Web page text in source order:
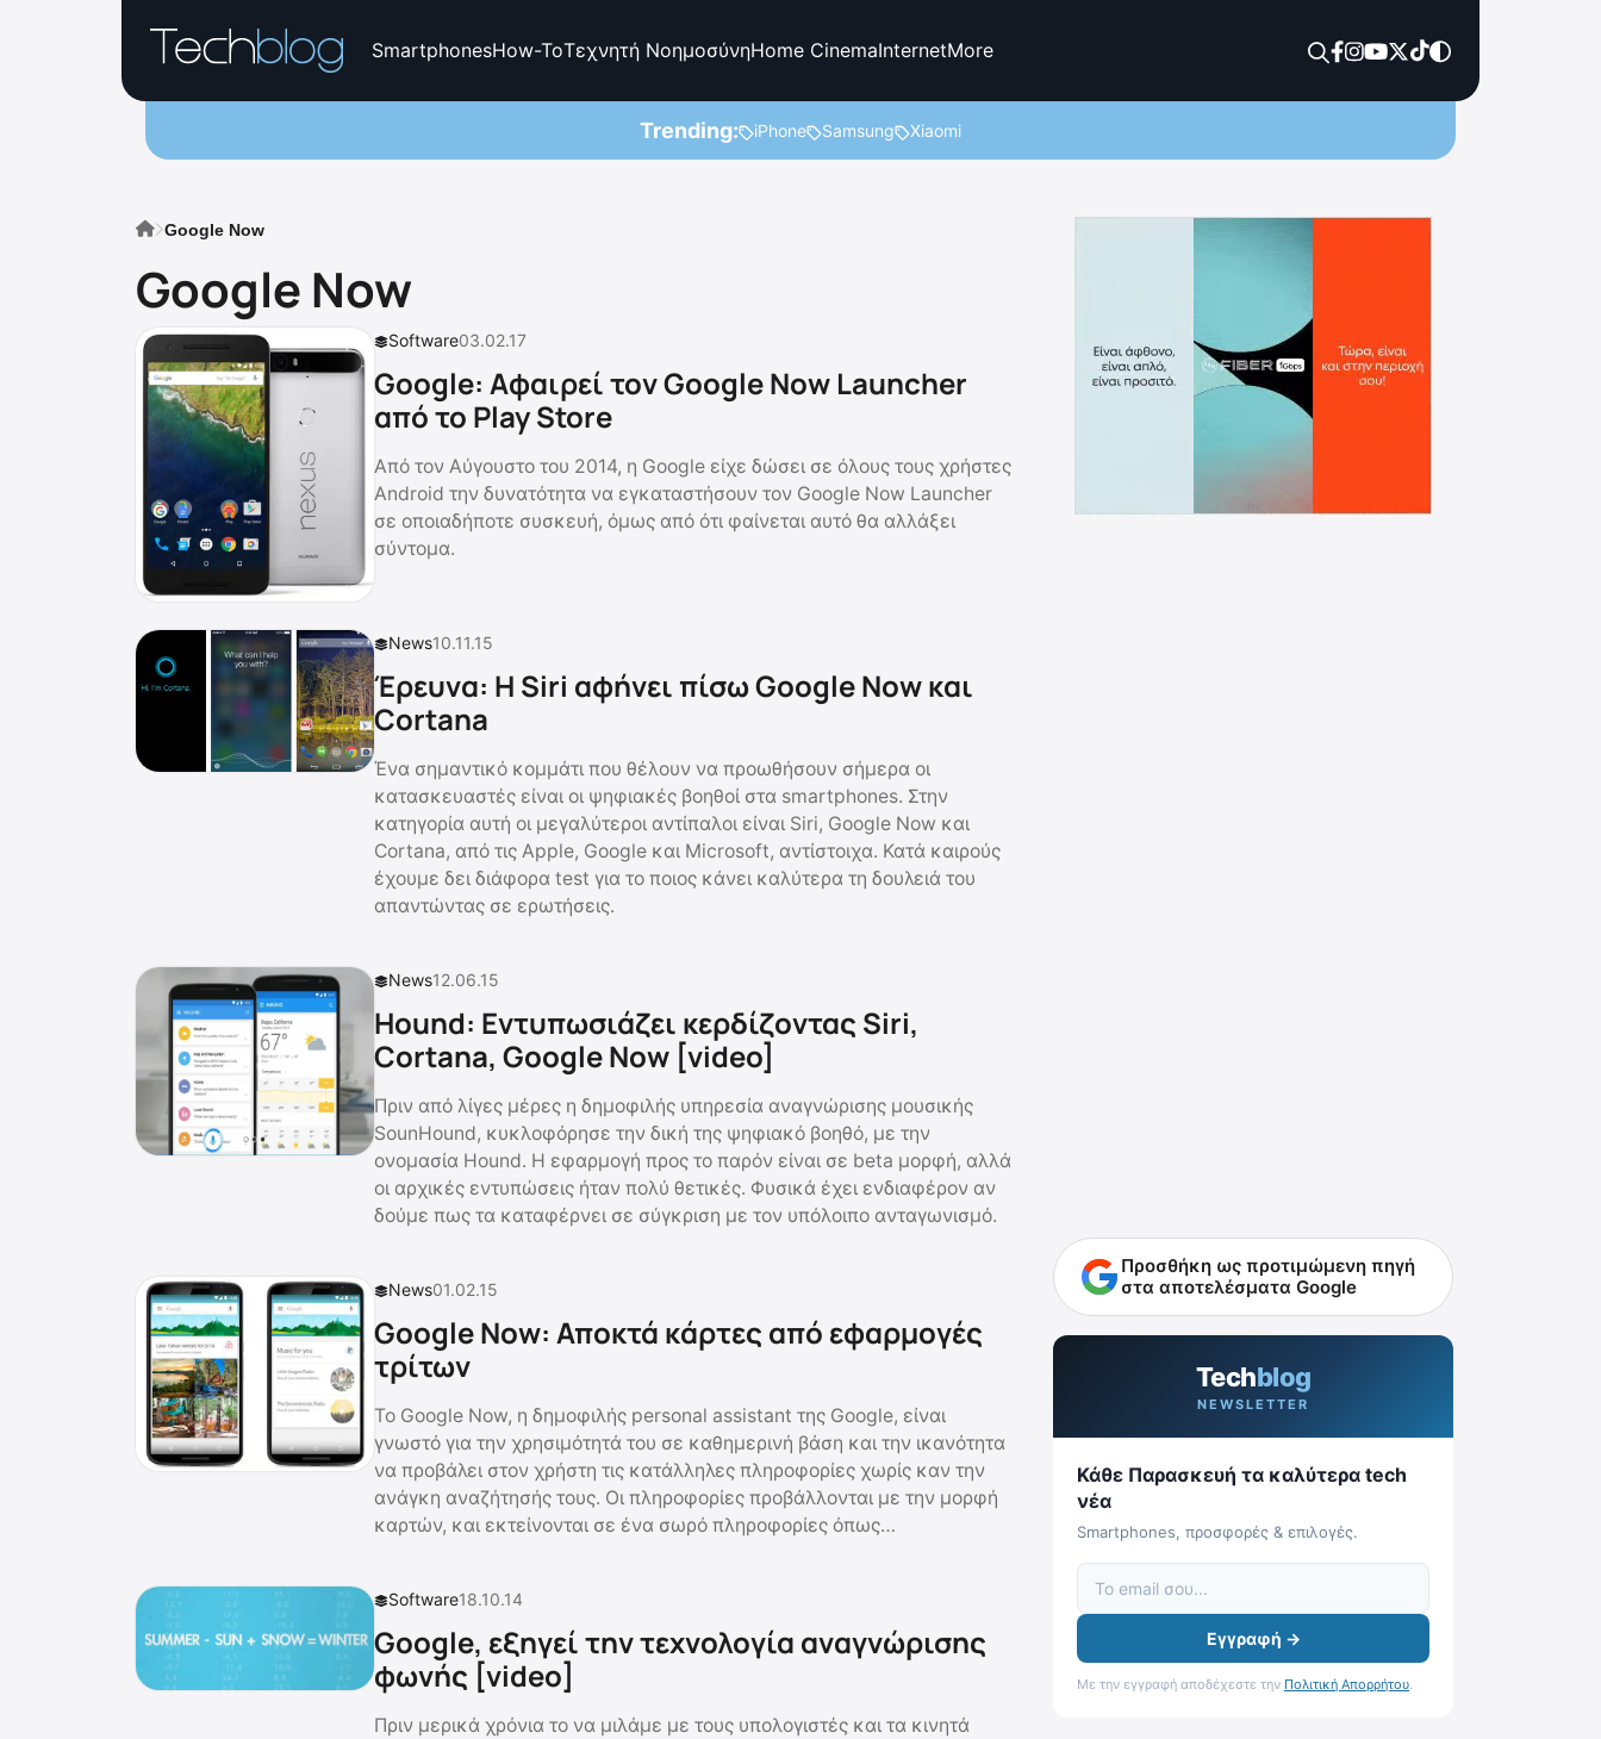
SmartphonesHow-ToΤεχνητή ΝοημοσύνηHome CinemaInternetMore
Trending: iPhone Samsung Xiaomi
Google Now
Google Now
Software03.02.17
Google: Αφαιρεί τον Google Now Launcher
από το Play Store
Από τον Αύγουστο του 2014, η Google είχε δώσει σε όλους τους χρήστες
Android την δυνατότητα να εγκαταστήσουν τον Google Now Launcher
σε οποιαδήποτε συσκευή, όμως από ότι φαίνεται αυτό θα αλλάξει
σύντομα.
News10.11.15
Έρευνα: Η Siri αφήνει πίσω Google Now και
Cortana
Ένα σημαντικό κομμάτι που θέλουν να προωθήσουν σήμερα οι
κατασκευαστές είναι οι ψηφιακές βοηθοί στα smartphones. Στην
κατηγορία αυτή οι μεγαλύτεροι αντίπαλοι είναι Siri, Google Now και
Cortana, από τις Apple, Google και Microsoft, αντίστοιχα. Κατά καιρούς
έχουμε δει διάφορα test για το ποιος κάνει καλύτερα τη δουλειά του
απαντώντας σε ερωτήσεις.
News12.06.15
Hound: Εντυπωσιάζει κερδίζοντας Siri,
Cortana, Google Now [video]
Πριν από λίγες μέρες η δημοφιλής υπηρεσία αναγνώρισης μουσικής
SounHound, κυκλοφόρησε την δική της ψηφιακό βοηθό, με την
ονομασία Hound. Η εφαρμογή προς το παρόν είναι σε beta μορφή, αλλά
οι αρχικές εντυπώσεις ήταν πολύ θετικές. Φυσικά έχει ενδιαφέρον αν
δούμε πως τα καταφέρνει σε σύγκριση με τον υπόλοιπο ανταγωνισμό.
News01.02.15
Google Now: Αποκτά κάρτες από εφαρμογές
τρίτων
Το Google Now, η δημοφιλής personal assistant της Google, είναι
γνωστό για την χρησιμότητά του σε καθημερινή βάση και την ικανότητα
να προβάλει στον χρήστη τις κατάλληλες πληροφορίες χωρίς καν την
ανάγκη αναζήτησής τους. Οι πληροφορίες προβάλλονται με την μορφή
καρτών, και εκτείνονται σε ένα σωρό πληροφορίες όπως…
Software18.10.14
Google, εξηγεί την τεχνολογία αναγνώρισης
φωνής [video]
Πριν μερικά χρόνια το να μιλάμε με τους υπολογιστές και τα κινητά
Προσθήκη ως προτιμώμενη πηγή
στα αποτελέσματα Google
Techblog
NEWSLETTER
Κάθε Παρασκευή τα καλύτερα tech
νέα
Smartphones, προσφορές & επιλογές.
Εγγραφή →
Με την εγγραφή αποδέχεστε την Πολιτική Απορρήτου.